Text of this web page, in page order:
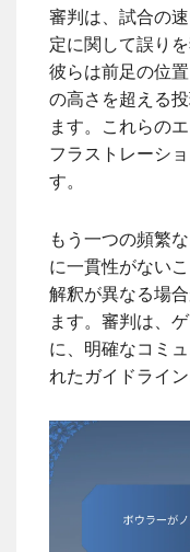
審判は、試合の
定に関して誤り
彼らは前足の位
の高さを超える
ます。これらの
フラストレーシ
す。
もう一つの頻繁
に一貫性がない
解釈が異なる場
ます。審判は、
に、明確なコミ
れたガイドライ